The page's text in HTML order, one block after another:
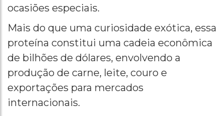
ocasiões especiais.
Mais do que uma curiosidade exótica, essa
proteína constitui uma cadeia econômica
de bilhões de dólares, envolvendo a
produção de carne, leite, couro e
exportações para mercados
internacionais.